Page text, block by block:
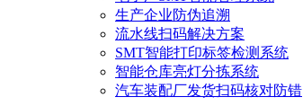
生产企业防伪追溯
流水线扫码解决方案
SMT智能打印标签检测系统
智能仓库亮灯分拣系统
汽车装配厂发货扫码核对防错